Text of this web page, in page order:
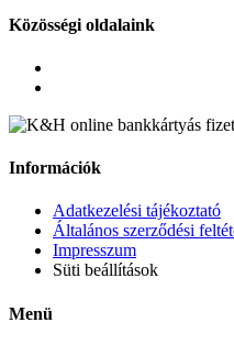
Közösségi oldalaink
Információk
Adatkezelési tájékoztató
Általános szerződési
Impresszum
Süti beállítások
Menü